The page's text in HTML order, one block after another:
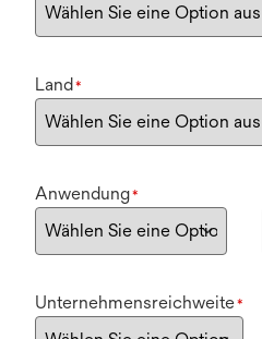
Land*
Anwendung*
Unternehmensreichweite*